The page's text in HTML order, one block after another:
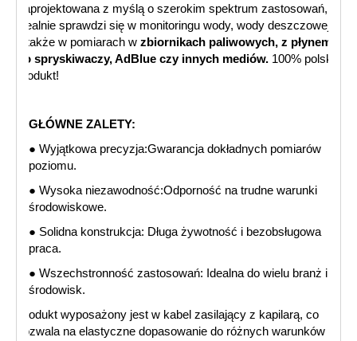
Zaprojektowana z myślą o szerokim spektrum zastosowań,
idealnie sprawdzi się w monitoringu wody, wody deszczowej,
a także w pomiarach w zbiornikach paliwowych, z płynem
do spryskiwaczy, AdBlue czy innych mediów. 100% polski
produkt!
GŁÓWNE ZALETY:
● Wyjątkowa precyzja:Gwarancja dokładnych pomiarów
poziomu.
● Wysoka niezawodność:Odporność na trudne warunki
środowiskowe.
● Solidna konstrukcja: Długa żywotność i bezobsługowa
praca.
● Wszechstronność zastosowań: Idealna do wielu branż i
środowisk.
Produkt wyposażony jest w kabel zasilający z kapilarą, co
pozwala na elastyczne dopasowanie do różnych warunków